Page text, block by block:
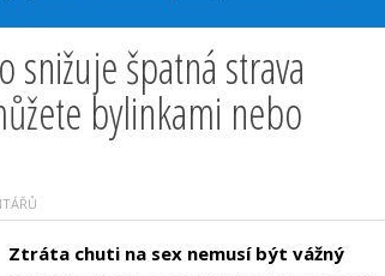
snižuje špatná strava
bylinkami nebo
Ztráta chuti na sex nemusí být vážný